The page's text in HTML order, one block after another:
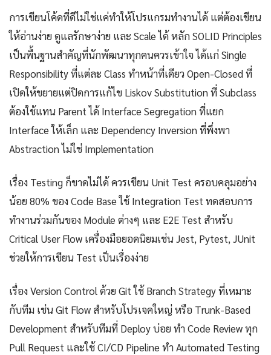
การเขียนโค้ดที่ดีไม่ใช่แค่ทำให้โปรแกรมทำงานได้ แต่ต้องเขียน
ให้อ่านง่าย ดูแลรักษาง่าย และ Scale ได้ หลัก SOLID Principles
เป็นพื้นฐานสำคัญที่นักพัฒนาทุกคนควรเข้าใจ ได้แก่ Single
Responsibility ที่แต่ละ Class ทำหน้าที่เดียว Open-Closed ที่
เปิดให้ขยายแต่ปิดการแก้ไข Liskov Substitution ที่ Subclass
ต้องใช้แทน Parent ได้ Interface Segregation ที่แยก
Interface ให้เล็ก และ Dependency Inversion ที่พึ่งพา
Abstraction ไม่ใช่ Implementation
เรื่อง Testing ก็ขาดไม่ได้ ควรเขียน Unit Test ครอบคลุมอย่าง
น้อย 80% ของ Code Base ใช้ Integration Test ทดสอบการ
ทำงานร่วมกันของ Module ต่างๆ และ E2E Test สำหรับ
Critical User Flow เครื่องมือยอดนิยมเช่น Jest, Pytest, JUnit
ช่วยให้การเขียน Test เป็นเรื่องง่าย
เรื่อง Version Control ด้วย Git ใช้ Branch Strategy ที่เหมาะ
กับทีม เช่น Git Flow สำหรับโปรเจคใหญ่ หรือ Trunk-Based
Development สำหรับทีมที่ Deploy บ่อย ทำ Code Review ทุก
Pull Request และใช้ CI/CD Pipeline ทำ Automated Testing